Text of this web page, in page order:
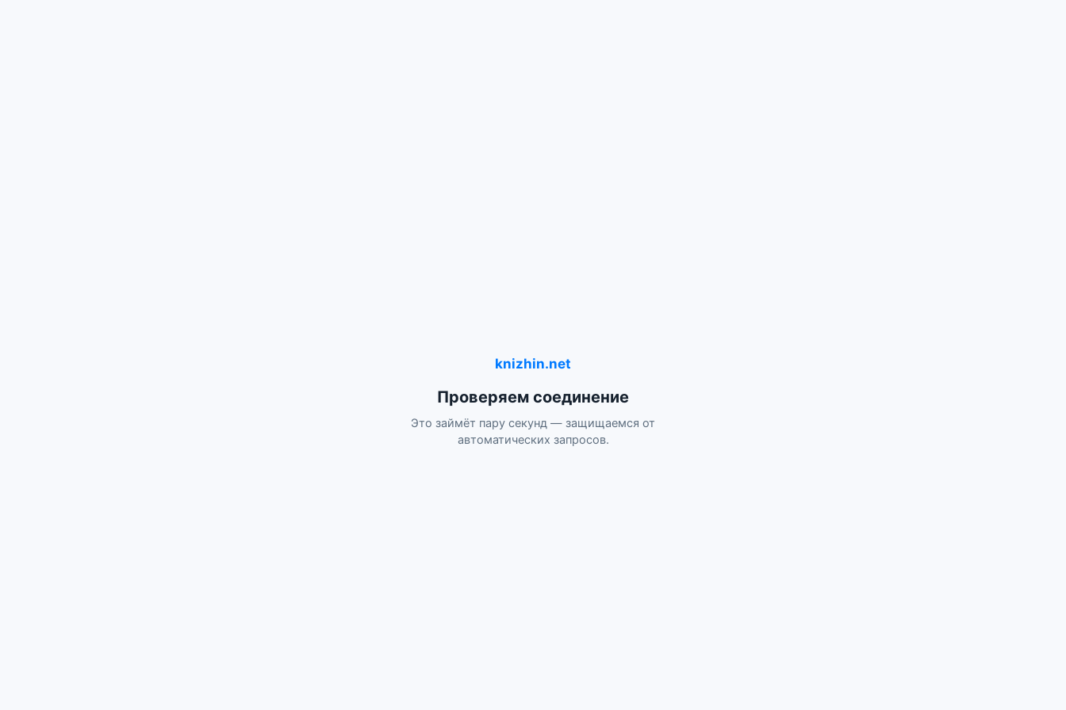
knizhin.net
Проверяем соединение
Это займёт пару секунд — защищаемся от
автоматических запросов.